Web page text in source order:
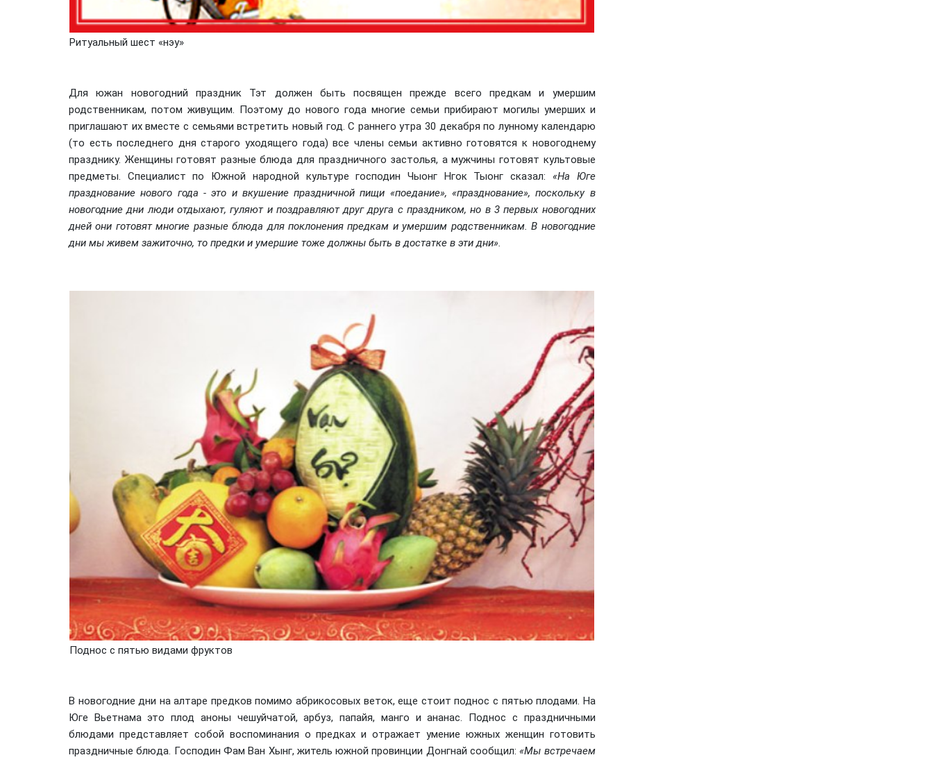
Ритуальный шест «нэу»
Для южан новогодний праздник Тэт должен быть посвящен прежде всего предкам и умершим
родственникам, потом живущим. Поэтому до нового года многие семьи прибирают могилы умерших и
приглашают их вместе с семьями встретить новый год. С раннего утра 30 декабря по лунному календарю
(то есть последнего дня старого уходящего года) все члены семьи активно готовятся к новогоднему
празднику. Женщины готовят разные блюда для праздничного застолья, а мужчины готовят культовые
предметы. Специалист по Южной народной культуре господин Чыонг Нгок Тыонг сказал:
«На Юге
празднование нового года - это и вкушение праздничной пищи «поедание», «празднование», поскольку в
новогодние дни люди отдыхают, гуляют и поздравляют друг друга с праздником, но в 3 первых новогодних
дней они готовят многие разные блюда для поклонения предкам и умершим родственникам. В новогодние
дни мы живем зажиточно, то предки и умершие тоже должны быть в достатке в эти дни».
Поднос с пятью видами фруктов
В новогодние дни на алтаре предков помимо абрикосовых веток, еще стоит поднос с пятью плодами. На
Юге Вьетнама это плод аноны чешуйчатой, арбуз, папайя, манго и ананас. Поднос с праздничными
блюдами представляет собой воспоминания о предках и отражает умение южных женщин готовить
праздничные блюда. Господин Фам Ван Хынг, житель южной провинции Донгнай сообщил:«Мы встречаем